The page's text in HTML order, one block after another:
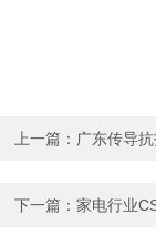
上一篇： 广东传导
下一篇： 家电行业